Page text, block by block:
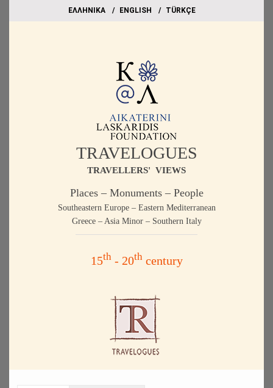
EΛΛΗΝΙΚΑ ΕΝGLISH TÜRKÇE
TRAVELOGUES
TRAVELLERS' VIEWS
Places – Monuments – People
Southeastern Europe – Eastern Mediterranean
Greece – Asia Minor – Southern Italy
15th- 20thcentury